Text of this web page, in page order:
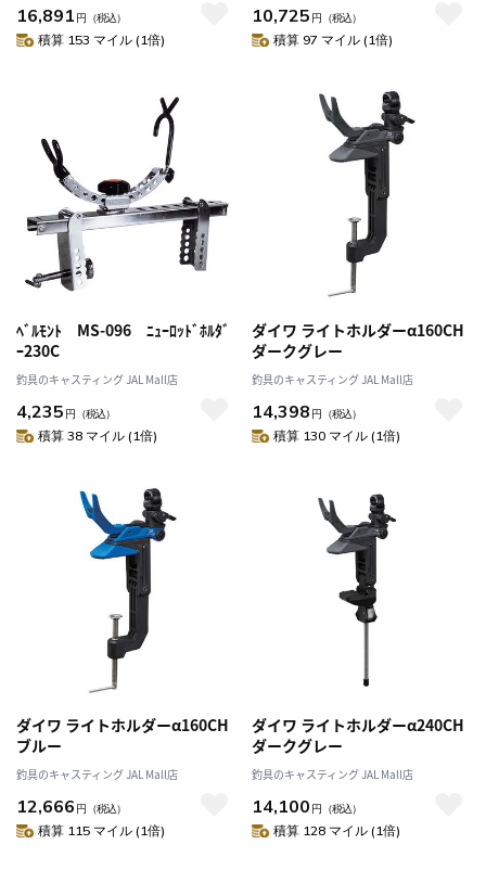
16,891 円 （税込）
積算 153 マイル (1倍)
10,725 円 （税込）
積算 97 マイル (1倍)
ﾍﾞﾙﾓﾝﾄ MS-096 ﾆｭｰﾛｯﾄﾞﾎﾙﾀﾞ
ｰ230C
釣具のキャスティング JAL Mall店
4,235 円 （税込）
積算 38 マイル (1倍)
ダイワ ライトホルダーα160CH
ダークグレー
釣具のキャスティング JAL Mall店
14,398 円 （税込）
積算 130 マイル (1倍)
ダイワ ライトホルダーα160CH
ブルー
釣具のキャスティング JAL Mall店
12,666 円 （税込）
積算 115 マイル (1倍)
ダイワ ライトホルダーα240CH
ダークグレー
釣具のキャスティング JAL Mall店
14,100 円 （税込）
積算 128 マイル (1倍)